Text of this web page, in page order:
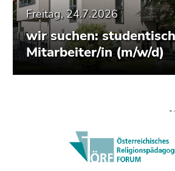
Freitag, 24.7.2026
wir suchen:
Mitarbeiter/in (m/w/d)